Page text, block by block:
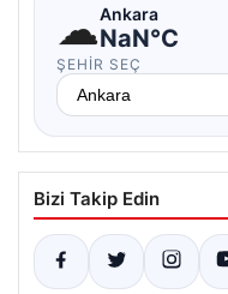
☁Ankara
NaN°C
ŞEHIR SEÇ
Bizi Takip Edin